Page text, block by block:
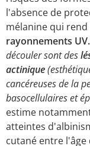
l'absence de
mélanine qui rend
rayonnements UV.
découler sont des
actinique
cancéreuses de la
basocellulaires et
estime
atteintes
cutané entre l'âge